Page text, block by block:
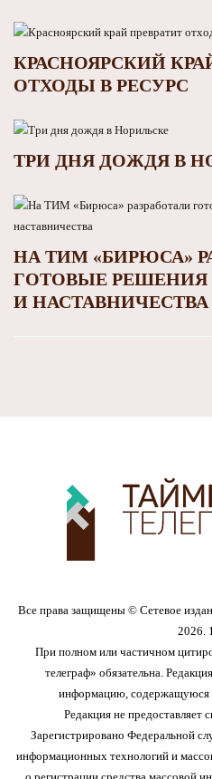
КРАСНОЯРСКИЙ
ОТХОДЫ В РЕСУРС
ТРИ ДНЯ ДОЖДЯ В
НА ТИМ «БИРЮСА»
ГОТОВЫЕ РЕШЕНИЯ
И НАСТАВНИЧЕСТВА
Все права защищены © Сетевое
2026.
При полном или частичном
телеграф» обязательна.
информацию, содержащуюся
Редакция не
Зарегистрировано Федеральной
информационных технологий и